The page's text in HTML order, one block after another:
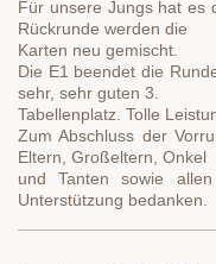
Für unsere Jungs hat es
Rückrunde werden die
Karten neu gemischt.
Die E1 beendet die
sehr, sehr guten 3.
Tabellenplatz. Tolle
Zum Abschluss der
Eltern, Großeltern, Onkel
und Tanten sowie
Unterstützung bedanken.